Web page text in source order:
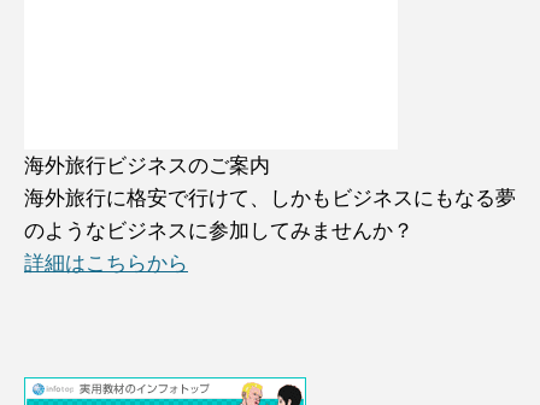
海外旅行ビジネスのご案内
海外旅行に格安で行けて、しかもビジネスにもなる夢
のようなビジネスに参加してみませんか？
詳細はこちらから